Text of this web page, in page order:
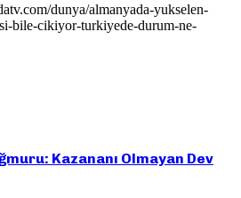
dunya/almanyada-yukselen-
bile-cikiyor-turkiyede-durum-ne-
Kazananı Olmayan Dev